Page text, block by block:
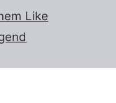
Like